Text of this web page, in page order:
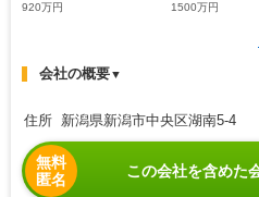
920万円
1500万円
会社の概要▼
住所 新潟県新潟市中央区湖南5-4
無料
匿名
この会社を含めた